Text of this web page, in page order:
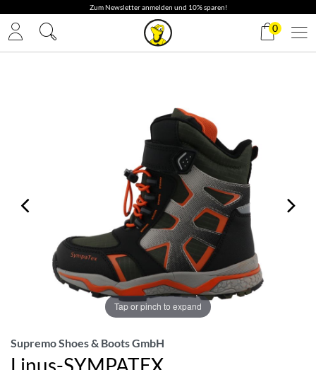
0
Tap or pinch to expand
Supremo Shoes & Boots GmbH
Linus-SYMPATEX